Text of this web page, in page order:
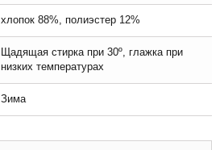
хлопок 88%, полиэстер 12%
Щадящая стирка при 30º, глажка при
низких температурах
Зима